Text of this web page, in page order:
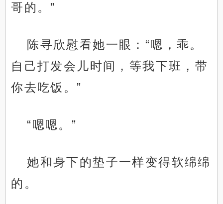
哥的。”
陈寻欣慰看她一眼：“嗯，乖。
自己打发会儿时间，等我下班，带
你去吃饭。”
“嗯嗯。”
她和身下的垫子一样变得软绵绵
的。